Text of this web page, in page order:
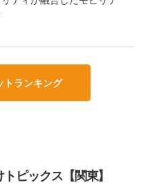
トランキング
ピックス【関東】